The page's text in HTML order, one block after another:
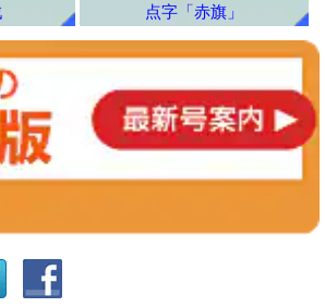
点字「赤旗」